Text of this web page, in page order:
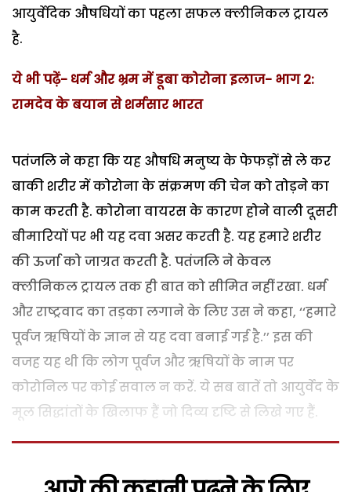
आयुर्वेदिक औषधियों का पहला सफल क्लीनिकल ट्रायल
है.
ये भी पढ़ें- धर्म और भ्रम में डूबा कोरोना इलाज- भाग 2:
रामदेव के बयान से शर्मसार भारत
पतंजलि ने कहा कि यह औषधि मनुष्य के फेफड़ों से ले कर
बाकी शरीर में कोरोना के संक्रमण की चेन को तोड़ने का
काम करती है. कोरोना वायरस के कारण होने वाली दूसरी
बीमारियों पर भी यह दवा असर करती है. यह हमारे शरीर
की ऊर्जा को जाग्रत करती है. पतंजलि ने केवल
क्लीनिकल ट्रायल तक ही बात को सीमित नहीं रखा. धर्म
और राष्ट्रवाद का तड़का लगाने के लिए उस ने कहा, ‘‘हमारे
पूर्वज ऋषियों के ज्ञान से यह दवा बनाई गई है.’’ इस की
वजह यह थी कि लोग पूर्वज और ऋषियों के नाम पर
कोरोनिल पर कोई सवाल न करें. ये सब बातें तो आयुर्वेद के
मूल सिद्धांतों के खिलाफ हैं जो दिव्य दृष्टि से लिखे गए हैं.